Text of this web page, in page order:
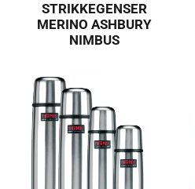
STRIKKEGENSER
MERINO ASHBURY
NIMBUS